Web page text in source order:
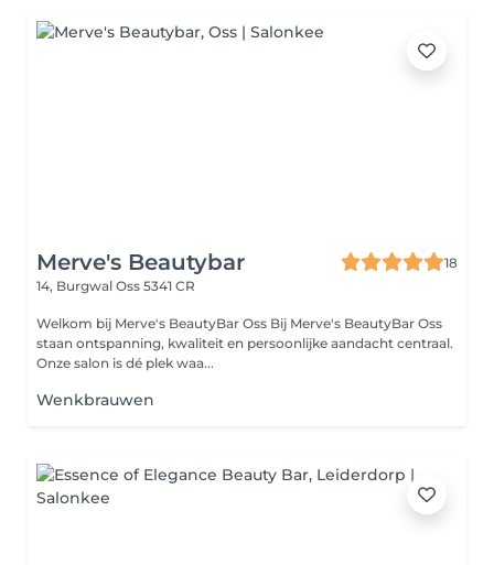
Merve's Beautybar
18
14, Burgwal Oss 5341 CR
Welkom bij Merve's BeautyBar Oss Bij Merve's BeautyBar Oss
staan ontspanning, kwaliteit en persoonlijke aandacht centraal.
Onze salon is dé plek waa...
Wenkbrauwen